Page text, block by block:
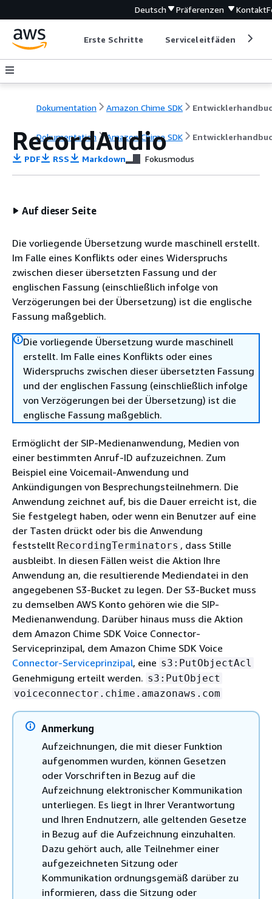
Deutsch Präferenzen Kontakt
Erste Schritte Serviceleitfäden
Dokumentation Amazon Chime SDK
Dokumentation Amazon Chime SDK
RecordAudio
PDF RSS Markdown Fokusmodus
Auf dieser Seite
Die vorliegende Übersetzung wurde maschinell erstellt.
Im Falle eines Konflikts oder eines Widerspruchs
zwischen dieser übersetzten Fassung und der
englischen Fassung (einschließlich infolge von
Verzögerungen bei der Übersetzung) ist die englische
Fassung maßgeblich.
Die vorliegende Übersetzung wurde maschinell
erstellt. Im Falle eines Konflikts oder eines
Widerspruchs zwischen dieser übersetzten Fassung
und der englischen Fassung (einschließlich infolge
von Verzögerungen bei der Übersetzung) ist die
englische Fassung maßgeblich.
Ermöglicht der SIP-Medienanwendung, Medien von
einer bestimmten Anruf-ID aufzuzeichnen. Zum
Beispiel eine Voicemail-Anwendung und
Ankündigungen von Besprechungsteilnehmern. Die
Anwendung zeichnet auf, bis die Dauer erreicht ist, die
Sie festgelegt haben, oder wenn ein Benutzer auf eine
der Tasten drückt oder bis die Anwendung
feststellt RecordingTerminators , dass Stille
ausbleibt. In diesen Fällen weist die Aktion Ihre
Anwendung an, die resultierende Mediendatei in den
angegebenen S3-Bucket zu legen. Der S3-Bucket muss
zu demselben AWS Konto gehören wie die SIP-
Medienanwendung. Darüber hinaus muss die Aktion
dem Amazon Chime SDK Voice Connector-
Serviceprinzipal, dem Amazon Chime SDK Voice
Connector-Serviceprinzipal, eine s3:PutObjectAcl
Genehmigung erteilt werden. s3:PutObject
voiceconnector.chime.amazonaws.com
Anmerkung
Aufzeichnungen, die mit dieser Funktion
aufgenommen wurden, können Gesetzen
oder Vorschriften in Bezug auf die
Aufzeichnung elektronischer Kommunikation
unterliegen. Es liegt in Ihrer Verantwortung
und Ihren Endnutzern, alle geltenden Gesetze
in Bezug auf die Aufzeichnung einzuhalten.
Dazu gehört auch, alle Teilnehmer einer
aufgezeichneten Sitzung oder
Kommunikation ordnungsgemäß darüber zu
informieren, dass die Sitzung oder